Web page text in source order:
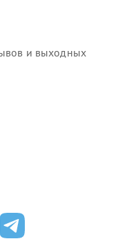
и выходных